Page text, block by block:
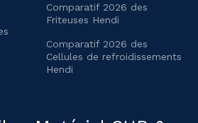
Comparatif 2026 des
Friteuses Hendi
Comparatif 2026 des
Cellules de refroidissements
Hendi